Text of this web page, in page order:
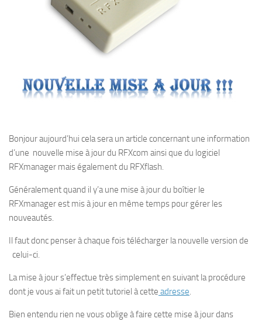
Bonjour aujourd’hui cela sera un article concernant une information
d’une nouvelle mise à jour du RFXcom ainsi que du logiciel
RFXmanager mais également du RFXflash.
Généralement quand il y’a une mise à jour du boîtier le
RFXmanager est mis à jour en même temps pour gérer les
nouveautés.
Il faut donc penser à chaque fois télécharger la nouvelle version de
celui-ci.
La mise à jour s’effectue très simplement en suivant la procédure
dont je vous ai fait un petit tutoriel à cette adresse.
Bien entendu rien ne vous oblige à faire cette mise à jour dans